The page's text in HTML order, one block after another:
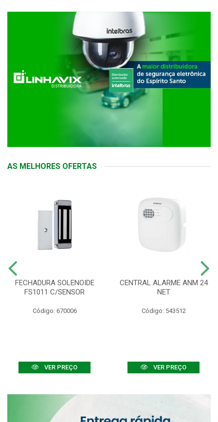
AS MELHORES OFERTAS
FECHADURA SOLENOIDE
FS1011 C/SENSOR
Código: 670006
VER PREÇO
CENTRAL ALARME ANM 24
NET
Código: 543512
VER PREÇO